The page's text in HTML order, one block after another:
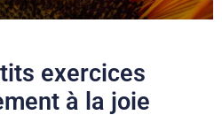
exercices
à la joie